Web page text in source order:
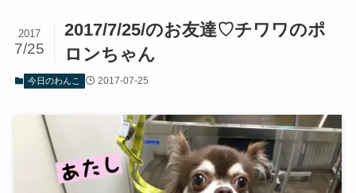
2017/7/25/のお友達♡チワワのポ
ロンちゃん
2017
7/25
今日のわんこ 2017-07-25